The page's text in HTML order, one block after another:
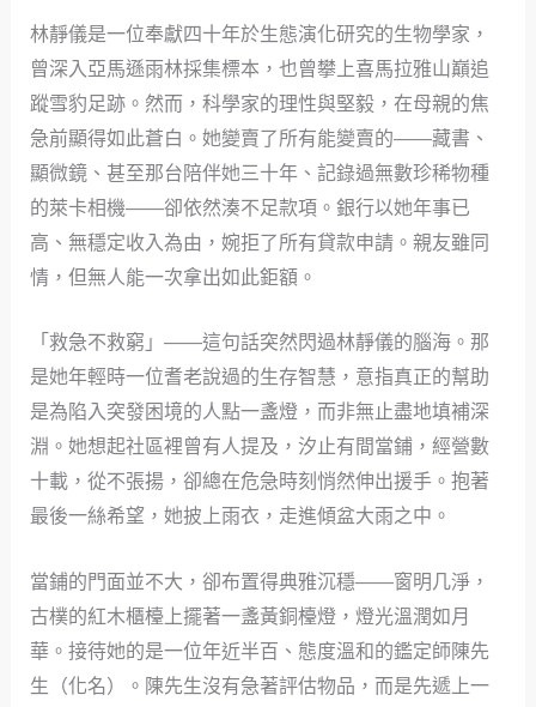
林靜儀是一位奉獻四十年於生態演化研究的生物學家，
曾深入亞馬遜雨林採集標本，也曾攀上喜馬拉雅山巔追
蹤雪豹足跡。然而，科學家的理性與堅毅，在母親的焦
急前顯得如此蒼白。她變賣了所有能變賣的——藏書、
顯微鏡、甚至那台陪伴她三十年、記錄過無數珍稀物種
的萊卡相機——卻依然湊不足款項。銀行以她年事已
高、無穩定收入為由，婉拒了所有貸款申請。親友雖同
情，但無人能一次拿出如此鉅額。
「救急不救窮」——這句話突然閃過林靜儀的腦海。那
是她年輕時一位耆老說過的生存智慧，意指真正的幫助
是為陷入突發困境的人點一盞燈，而非無止盡地填補深
淵。她想起社區裡曾有人提及，汐止有間當鋪，經營數
十載，從不張揚，卻總在危急時刻悄然伸出援手。抱著
最後一絲希望，她披上雨衣，走進傾盆大雨之中。
當鋪的門面並不大，卻布置得典雅沉穩——窗明几淨，
古樸的紅木櫃檯上擺著一盞黃銅檯燈，燈光溫潤如月
華。接待她的是一位年近半百、態度溫和的鑑定師陳先
生（化名）。陳先生沒有急著評估物品，而是先遞上一